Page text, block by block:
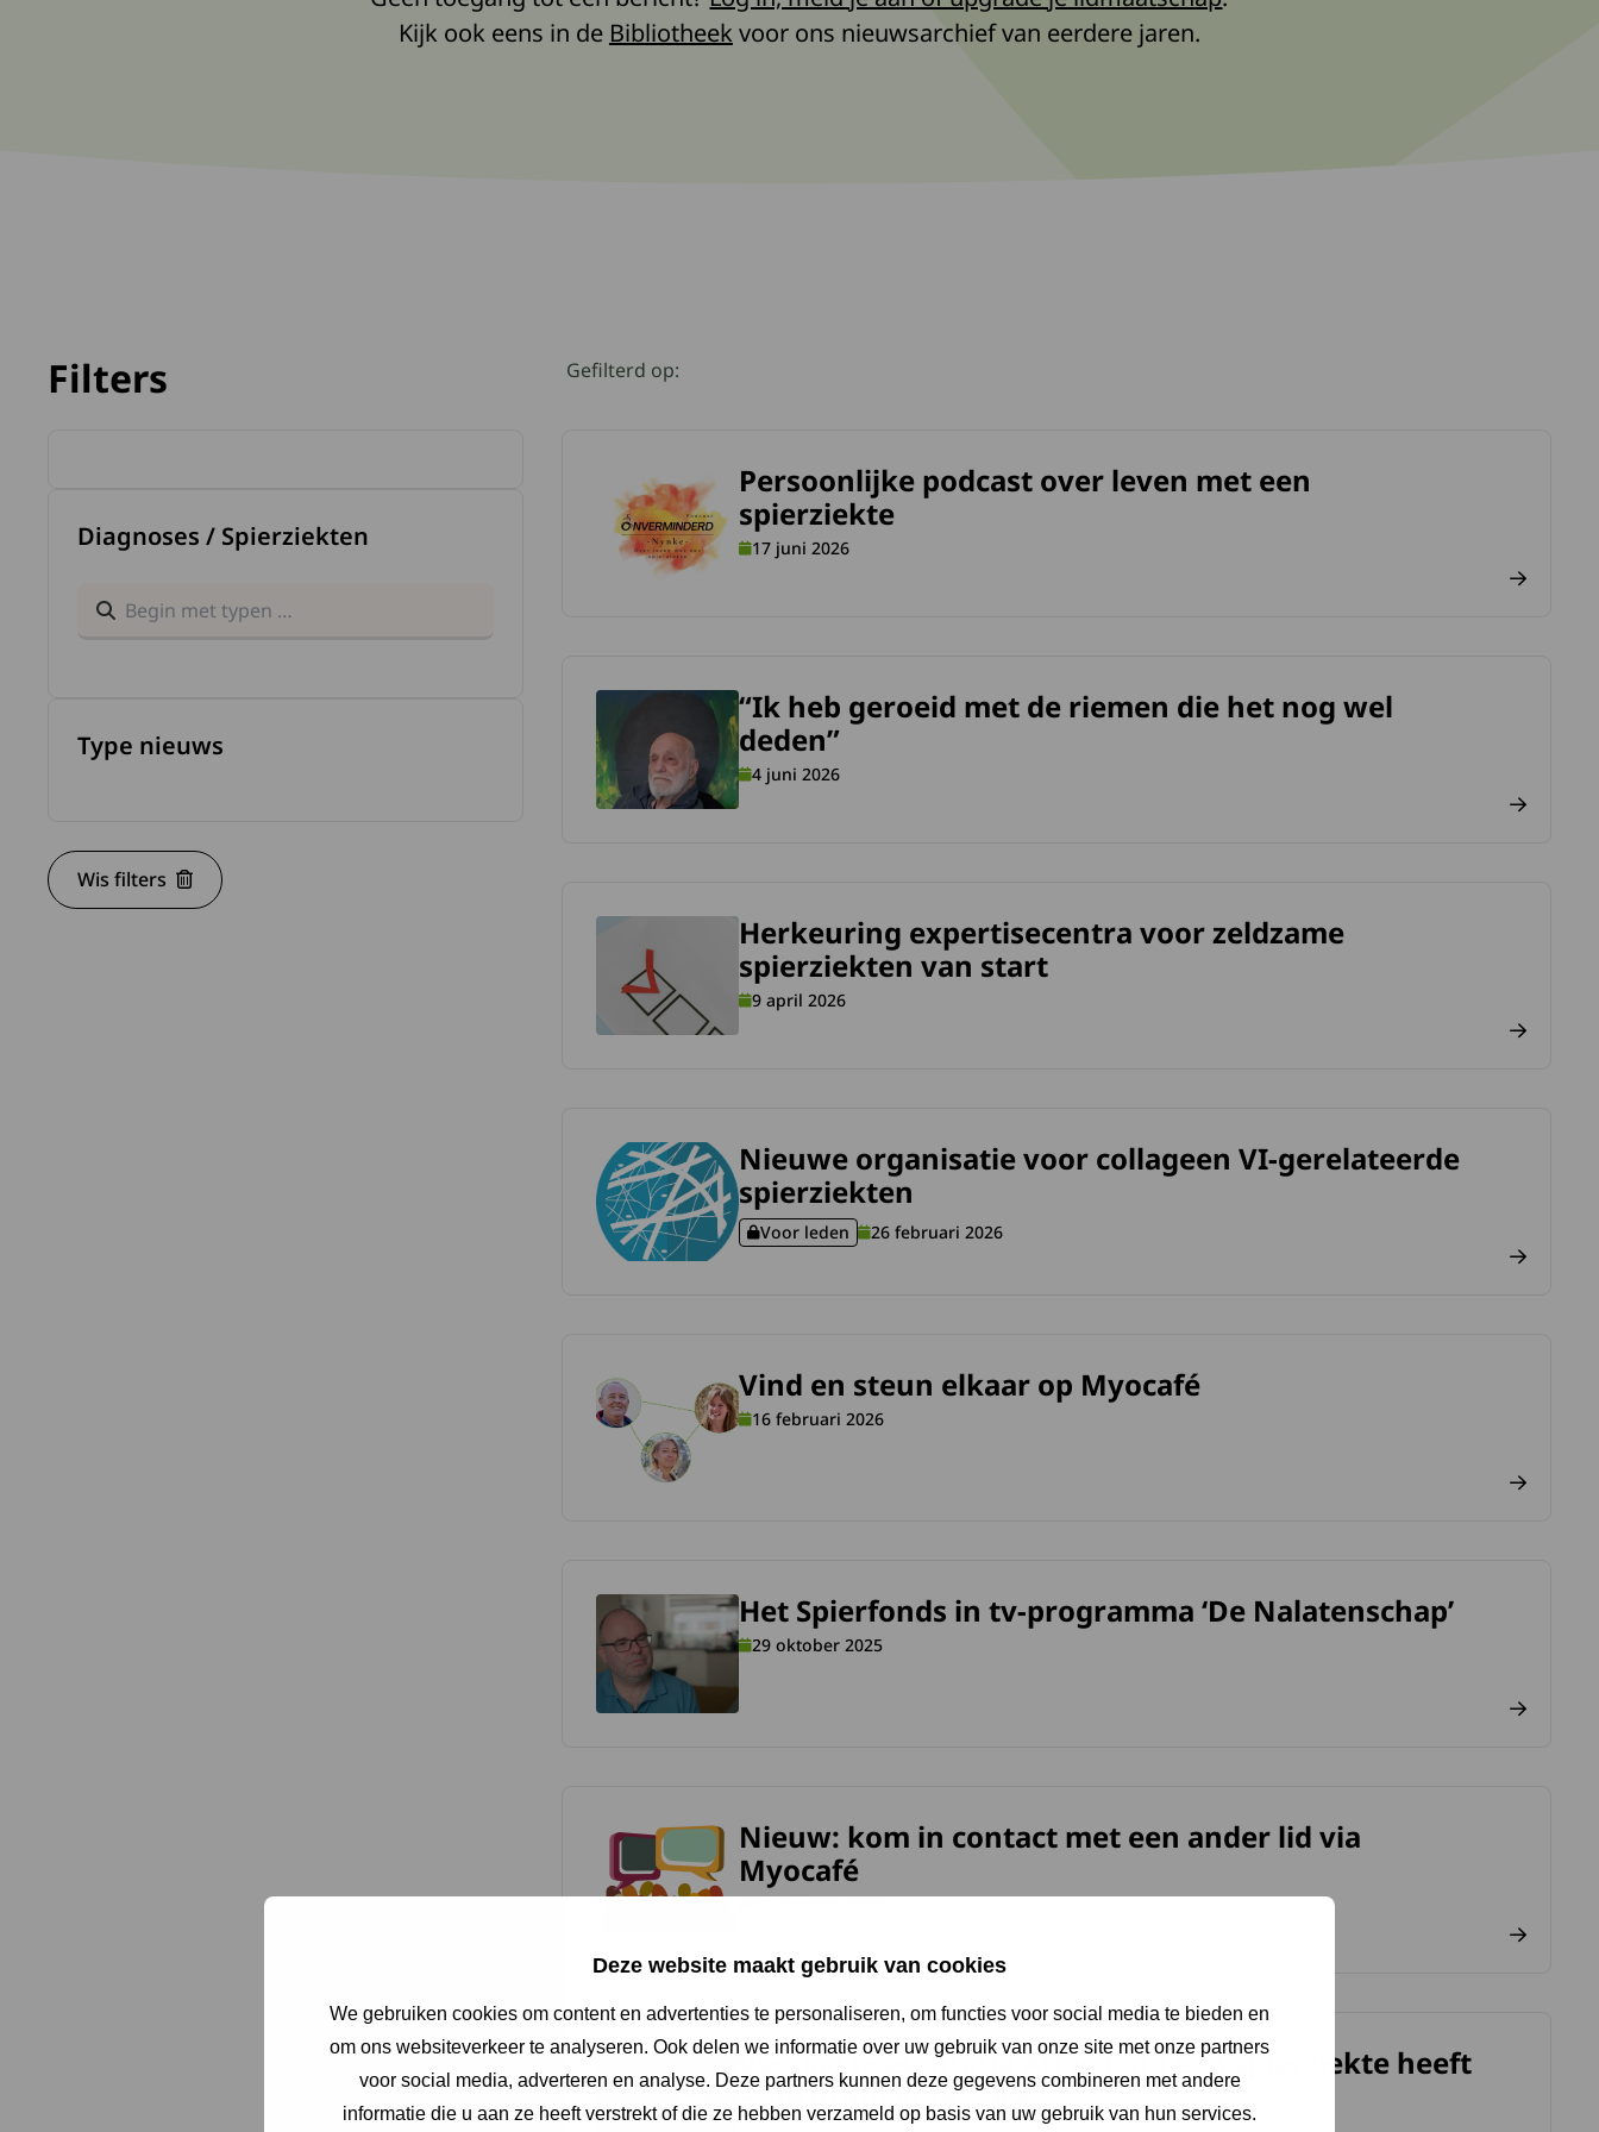
Deze website maakt gebruik van cookies
We gebruiken cookies om content en advertenties te personaliseren, om functies voor social media te bieden en
om ons websiteverkeer te analyseren. Ook delen we informatie over uw gebruik van onze site met onze partners
voor social media, adverteren en analyse. Deze partners kunnen deze gegevens combineren met andere
informatie die u aan ze heeft verstrekt of die ze hebben verzameld op basis van uw gebruik van hun services.
Kijk ook eens in de Bibliotheekvoor ons nieuwsarchief van eerdere jaren.
Filters
Diagnoses / Spierziekten
Zoek binnen nieuwstypes
Type nieuws
Wis filters
Klik op een geselecteerde om deze te verwijderen
Gefilterd op:
Persoonlijke podcast over leven met een
spierziekte
17 juni 2026
Lees meer over Persoonlijke podcast over leven met een spierziekte.
“Ik heb geroeid met de riemen die het nog wel
deden”
4 juni 2026
Lees meer over “Ik heb geroeid met de riemen die het nog wel deden”.
Herkeuring expertisecentra voor zeldzame
spierziekten van start
9 april 2026
Lees meer over Herkeuring expertisecentra voor zeldzame spierziekten van start .
Nieuwe organisatie voor collageen VI-gerelateerde
spierziekten
Voor leden
Deze content is alleen voor ingelogde gebruikers
26 februari 2026
Lees meer over Nieuwe organisatie voor collageen VI-gerelateerde spierziekten.
Vind en steun elkaar op Myocafé
16 februari 2026
Lees meer over Vind en steun elkaar op Myocafé.
Het Spierfonds in tv-programma ‘De Nalatenschap’
29 oktober 2025
Lees meer over Het Spierfonds in tv-programma ‘De Nalatenschap’.
Nieuw: kom in contact met een ander lid via
Myocafé
27 oktober 2025
Lees meer over Nieuw: kom in contact met een ander lid via Myocafé.
Verslag presentatie Als je kind een spierziekte heeft
– Stichting Voor Sara
Lees meer over Verslag presentatie Als je kind een spierziekte heeft – Stichting Voor Sara.